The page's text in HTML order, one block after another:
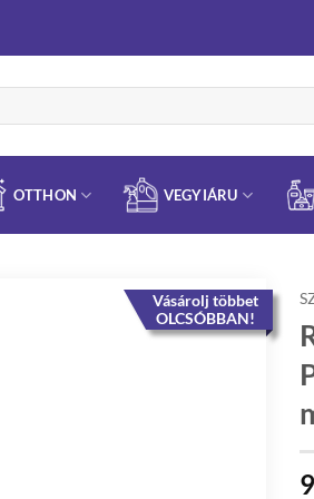
OTTHON VEGYIÁRU
Vásárolj többet
OLCSÓBBAN!